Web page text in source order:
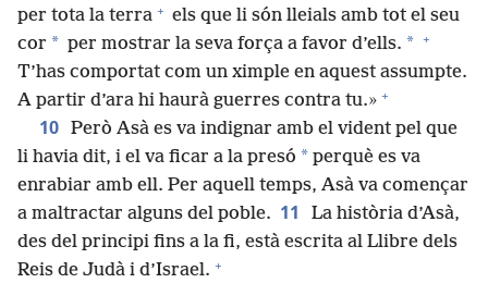
per tota la terra + els que li són lleials amb tot el seu
cor * per mostrar la seva força a favor d’ells. * +
T’has comportat com un ximple en aquest assumpte.
A partir d’ara hi haurà guerres contra tu.» +
10 Però Asà es va indignar amb el vident pel que
li havia dit, i el va ficar a la presó * perquè es va
enrabiar amb ell. Per aquell temps, Asà va començar
a maltractar alguns del poble. 11
La història d’Asà,
des del principi fins a la fi, està escrita al Llibre dels
Reis de Judà i d’Israel. +